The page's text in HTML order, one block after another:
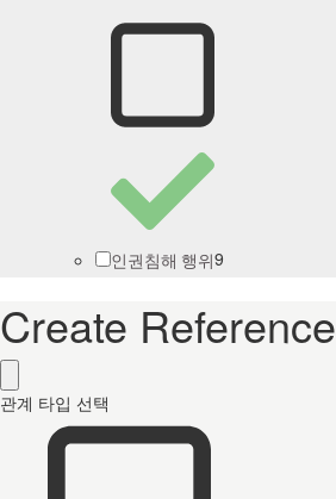
인권침해 행위9
Create Reference
관계 타입 선택